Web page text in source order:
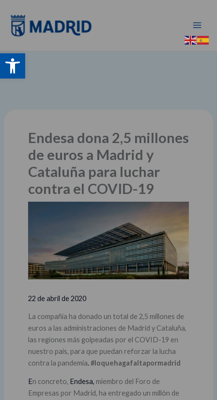
Abrir barra de herramientas
contenido
Endesa dona 2,5 millones
de euros a Madrid y
Cataluña para luchar
contra el COVID-19
22 de abril de 2020
La compañía ha donado un total de 2,5 millones de
euros a las administraciones de Madrid y Cataluña,
las regiones más golpeadas por el COVID-19 en
nuestro país, para que puedan reforzar la lucha
contra la pandemia.#loquehagafaltapormadrid
En concreto, Endesa, miembro del Foro de
Empresas por Madrid, ha entregado un millón de